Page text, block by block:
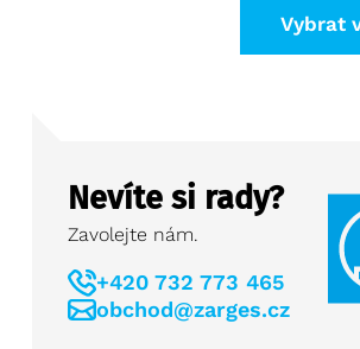
Vybrat
Nevíte si rady?
Zavolejte nám.
+420 732 773 465
obchod@zarges.cz